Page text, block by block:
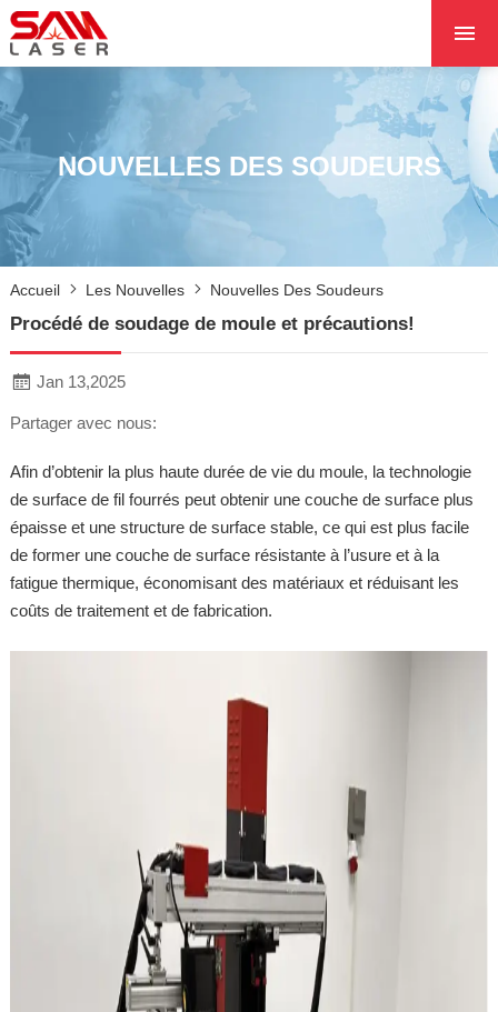
À PROPOS DE
PRODUITS
LES PROJETS
LES NOUVELLES
NOUVELLES DES SOUDEURS
Accueil Les Nouvelles Nouvelles Des Soudeurs
Procédé de soudage de moule et précautions!
Jan 13,2025
Partager avec nous:
Afin d’obtenir la plus haute durée de vie du moule, la technologie
de surface de fil fourrés peut obtenir une couche de surface plus
épaisse et une structure de surface stable, ce qui est plus facile
de former une couche de surface résistante à l’usure et à la
fatigue thermique, économisant des matériaux et réduisant les
coûts de traitement et de fabrication.